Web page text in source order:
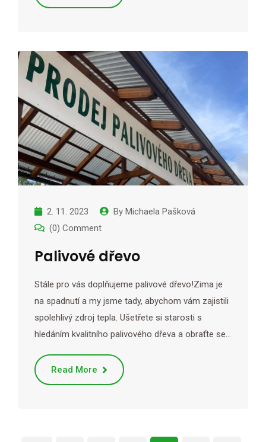
2. 11. 2023 By Michaela Pašková
(0) Comment
Palivové dřevo
Stále pro vás doplňujeme palivové dřevo!Zima je
na spadnutí a my jsme tady, abychom vám zajistili
spolehlivý zdroj tepla. Ušetřete si starosti s
hledáním kvalitního palivového dřeva a obraťte se…
Read More